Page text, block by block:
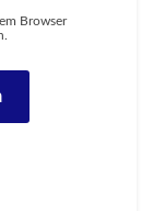
Browser